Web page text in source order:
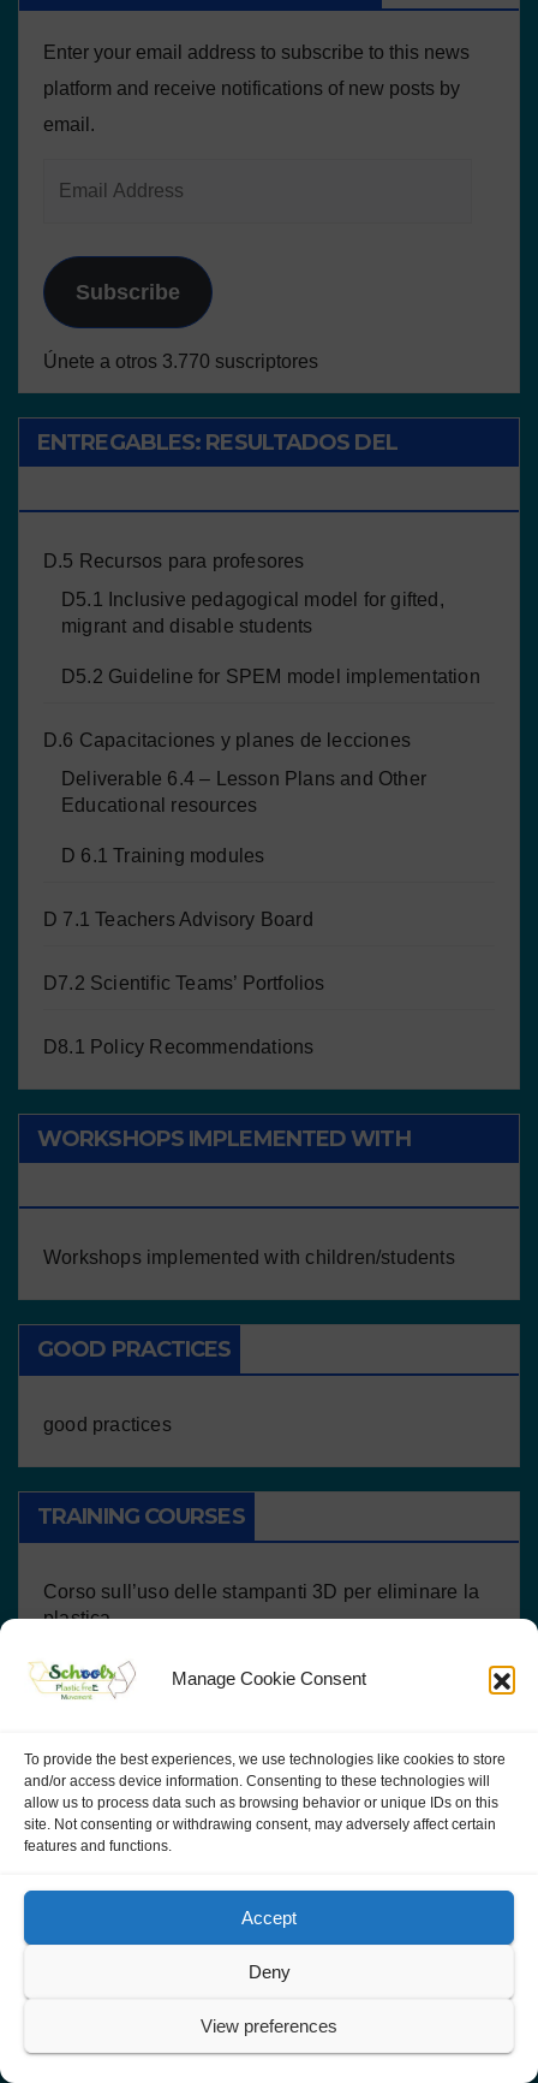
Manage Cookie Consent
To provide the best experiences, we use technologies like cookies to store
and/or access device information. Consenting to these technologies will
allow us to process data such as browsing behavior or unique IDs on this
site. Not consenting or withdrawing consent, may adversely affect certain
features and functions.
Accept
Deny
View preferences
Enter your email address to subscribe to this news
platform and receive notifications of new posts by
email.
Subscribe
Únete a otros 3.770 suscriptores
ENTREGABLES: RESULTADOS DEL
D.5 Recursos para profesores
D5.1 Inclusive pedagogical model for gifted,
migrant and disable students
D5.2 Guideline for SPEM model implementation
D.6 Capacitaciones y planes de lecciones
Deliverable 6.4 – Lesson Plans and Other
Educational resources
D 6.1 Training modules
D 7.1 Teachers Advisory Board
D7.2 Scientific Teams’ Portfolios
D8.1 Policy Recommendations
WORKSHOPS IMPLEMENTED WITH
Workshops implemented with children/students
GOOD PRACTICES
good practices
TRAINING COURSES
Corso sull’uso delle stampanti 3D per eliminare la
plastica
Laboratori di Alta Marea verde Italia a cui iscriversi
Corso di microlingua inglese per bambini
sull’ambiente
geological resources to a sustainable future”
SHARING ACTIVITY SPACE